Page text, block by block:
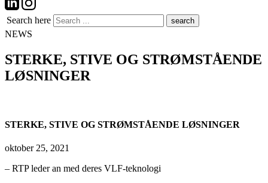
Search here
NEWS
STERKE, STIVE OG STRØMSTÅENDE
LØSNINGER
STERKE, STIVE OG STRØMSTÅENDE LØSNINGER
oktober 25, 2021
– RTP leder an med deres VLF-teknologi